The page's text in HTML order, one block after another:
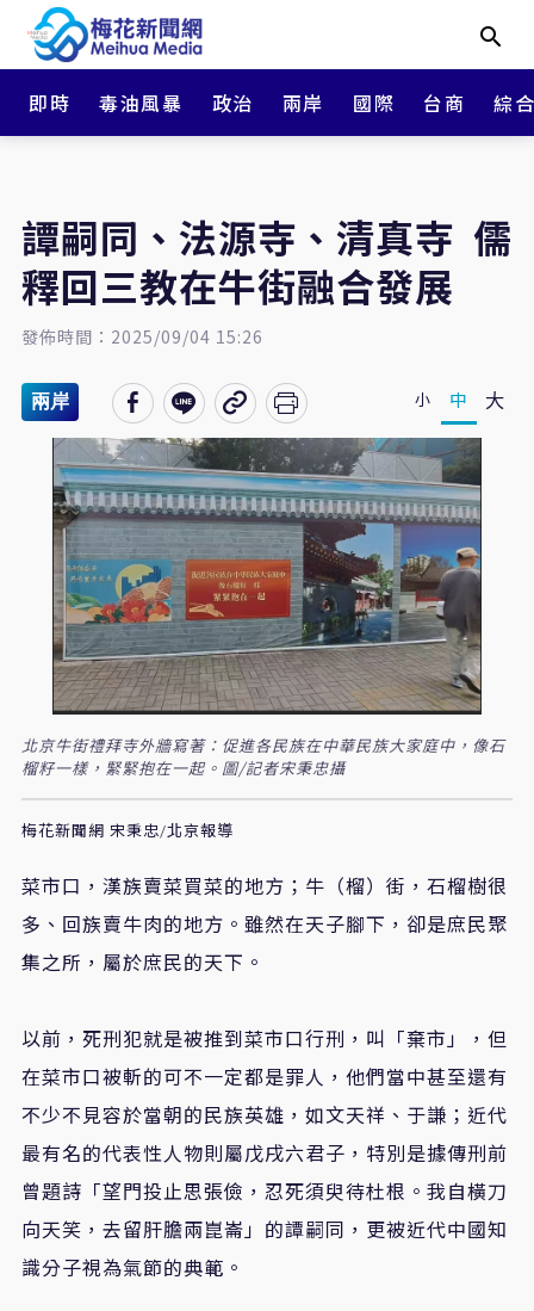
即時 毒油風暴 政治 兩岸 國際 台商 綜
譚嗣同、法源寺、清真寺 儒
釋回三教在牛街融合發展
發佈時間：2025/09/04 15:26
兩岸 小 中 大
北京牛街禮拜寺外牆寫著：促進各民族在中華民族大家庭中，像石
榴籽一樣，緊緊抱在一起。圖/記者宋秉忠攝
梅花新聞網 宋秉忠/北京報導
菜市口，漢族賣菜買菜的地方；牛（榴）街，石榴樹很
多、回族賣牛肉的地方。雖然在天子腳下，卻是庶民聚
集之所，屬於庶民的天下。
以前，死刑犯就是被推到菜市口行刑，叫「棄市」，但
在菜市口被斬的可不一定都是罪人，他們當中甚至還有
不少不見容於當朝的民族英雄，如文天祥、于謙；近代
最有名的代表性人物則屬戊戌六君子，特別是據傳刑前
曾題詩「望門投止思張儉，忍死須臾待杜根。我自橫刀
向天笑，去留肝膽兩崑崙」的譚嗣同，更被近代中國知
識分子視為氣節的典範。